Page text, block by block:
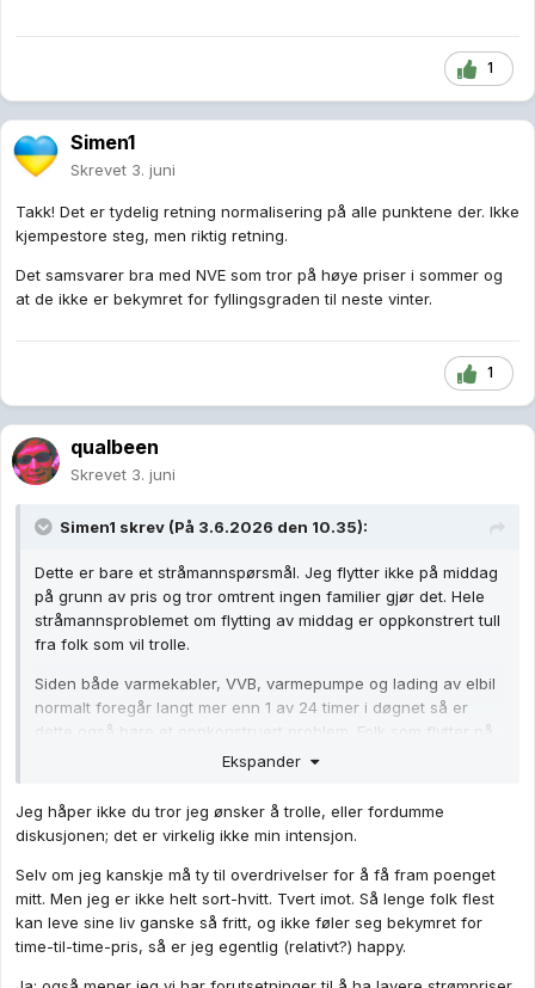
1
Simen1
Skrevet 3. juni
Takk! Det er tydelig retning normalisering på alle punktene der. Ikke
kjempestore steg, men riktig retning.
Det samsvarer bra med NVE som tror på høye priser i sommer og
at de ikke er bekymret for fyllingsgraden til neste vinter.
1
qualbeen
Skrevet 3. juni
Simen1 skrev (På 3.6.2026 den 10.35):
Dette er bare et stråmannspørsmål. Jeg flytter ikke på middag
på grunn av pris og tror omtrent ingen familier gjør det. Hele
stråmannsproblemet om flytting av middag er oppkonstrert tull
fra folk som vil trolle.
Siden både varmekabler, VVB, varmepumpe og lading av elbil
normalt foregår langt mer enn 1 av 24 timer i døgnet så er
dette også bare et oppkonstruert problem. Folk som flytter på
denne typen forbruk, gjør det spredt utover et spekter av
på dagtid når folk vanligvis har bilen sin på jobb, og de fleste
lader vanligvis bilem hjemme. F.eks i tidsrommet 18-06 eller
noe sånt. Det samme med VVB. Folk dusjer ikke på vilkårlige
tidspunkt på døgnet og når den først slåes på så står den
gjerne på mer enn 1 time. Å konstruere tullecenarier for å så
"got you" kalles en stråmmann.
Det samme gjelder spissformuleringen om at vi avventer alle
Ekspander
Jeg håper ikke du tror jeg ønsker å trolle, eller fordumme
diskusjonen; det er virkelig ikke min intensjon.
Selv om jeg kanskje må ty til overdrivelser for å få fram poenget
mitt. Men jeg er ikke helt sort-hvitt. Tvert imot. Så lenge folk flest
kan leve sine liv ganske så fritt, og ikke føler seg bekymret for
time-til-time-pris, så er jeg egentlig (relativt?) happy.